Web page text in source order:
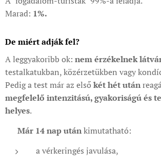
Marad: 1%.
De miért adják fel?
A leggyakoribb ok: nem érzékelnek
testalkatukban, közérzetükben vagy
Pedig a test már az első két hét után
megfelelő intenzitású, gyakoriságú és
helyes.
Már 14 nap utánkimutatható:
a vérkeringés javulása,